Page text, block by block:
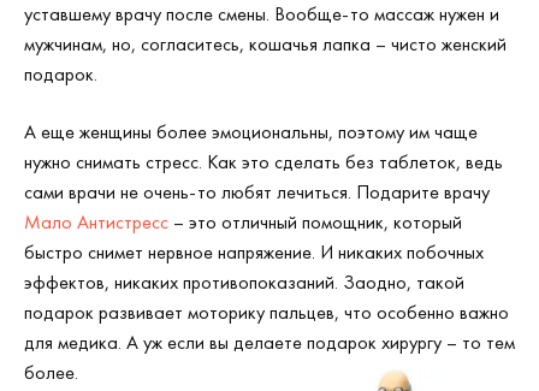
уставшему врачу после смены. Вообще-то массаж нужен и
мужчинам, но, согласитесь, кошачья лапка – чисто женский
подарок.
А еще женщины более эмоциональны, поэтому им чаще
нужно снимать стресс. Как это сделать без таблеток, ведь
сами врачи не очень-то любят лечиться. Подарите врачу
Мало Антистресс – это отличный помощник, который
быстро снимет нервное напряжение. И никаких побочных
эффектов, никаких противопоказаний. Заодно, такой
подарок развивает моторику пальцев, что особенно важно
для медика. А уж если вы делаете подарок хирургу – то тем
более.